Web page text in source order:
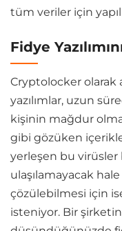
tüm veriler için
Fidye
Cryptolocker olarak
yazılımlar, uzun
kişinin mağdur
gibi gözüken
yerleşen bu
ulaşılamayacak
çözülebilmesi için
isteniyor. Bir